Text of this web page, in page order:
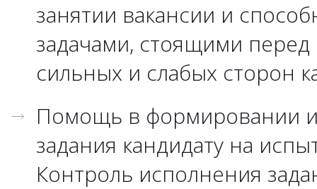
занятии вакансии и
задачами, стоящими
сильных и слабых сторон
Помощь в формировании и
задания кандидату на
Контроль исполнения